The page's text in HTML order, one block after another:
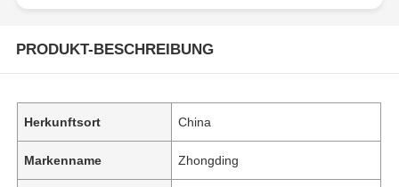
PRODUKT-BESCHREIBUNG
Herkunftsort China
Markenname Zhongding